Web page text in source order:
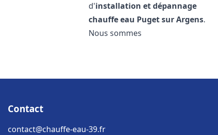
d'installation et dépannage
chauffe eau Puget sur Argens.
Nous sommes
Contact
contact@chauffe-eau-39.fr